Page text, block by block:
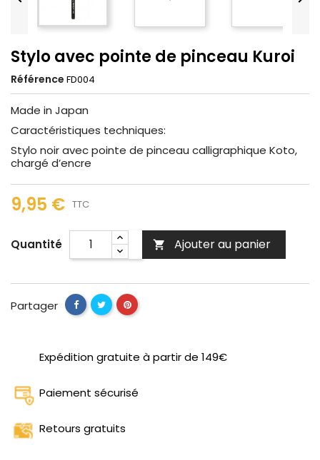
Stylo avec pointe de pinceau Kuroi
Référence FD004
Made in Japan
Caractéristiques techniques:
Stylo noir avec pointe de pinceau calligraphique Koto,
chargé d’encre
9,95 € TTC
Quantité  Ajouter au panier
Partager
Expédition gratuite à partir de 149€
Paiement sécurisé
Retours gratuits